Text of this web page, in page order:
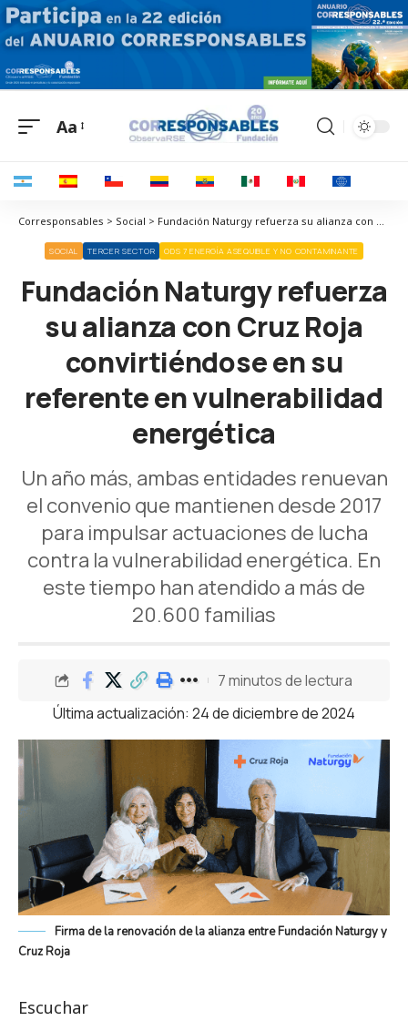
Aa
Corresponsables > Social > Fundación Naturgy refuerza su alianza con Cruz Roja convirtiéndose en su referente en vulnerabilidad energética
SOCIAL TERCER SECTOR ODS 7 ENERGÍA ASEQUIBLE Y NO CONTAMINANTE
Fundación Naturgy refuerza
su alianza con Cruz Roja
convirtiéndose en su
referente en vulnerabilidad
energética
Un año más, ambas entidades renuevan
el convenio que mantienen desde 2017
para impulsar actuaciones de lucha
contra la vulnerabilidad energética. En
este tiempo han atendido a más de
20.600 familias
Última actualización: 24 de diciembre de 2024
7 minutos de lectura
Firma de la renovación de la alianza entre Fundación Naturgy y
Cruz Roja
Escuchar